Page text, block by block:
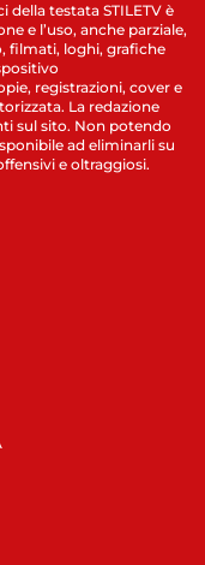
testata STILETV è
e l’uso, anche parziale,
filmati, loghi, grafiche
registrazioni, cover e
La redazione
sul sito. Non potendo
ad eliminarli su
e oltraggiosi.